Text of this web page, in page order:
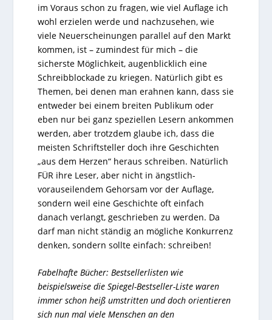
im Voraus schon zu fragen, wie viel Auflage ich
wohl erzielen werde und nachzusehen, wie
viele Neuerscheinungen parallel auf den Markt
kommen, ist – zumindest für mich – die
sicherste Möglichkeit, augenblicklich eine
Schreibblockade zu kriegen. Natürlich gibt es
Themen, bei denen man erahnen kann, dass sie
entweder bei einem breiten Publikum oder
eben nur bei ganz speziellen Lesern ankommen
werden, aber trotzdem glaube ich, dass die
meisten Schriftsteller doch ihre Geschichten
„aus dem Herzen“ heraus schreiben. Natürlich
FÜR ihre Leser, aber nicht in ängstlich-
vorauseilendem Gehorsam vor der Auflage,
sondern weil eine Geschichte oft einfach
danach verlangt, geschrieben zu werden. Da
darf man nicht ständig an mögliche Konkurrenz
denken, sondern sollte einfach: schreiben!
Fabelhafte Bücher: Bestsellerlisten wie
beispielsweise dieSpiegel-Bestseller-Liste waren
immer schon heiß umstritten und doch orientieren
sich nun mal viele Menschen an den